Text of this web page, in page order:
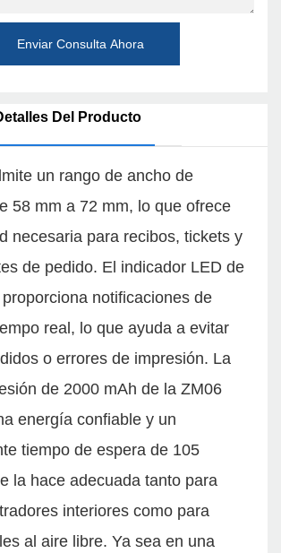
Enviar Consulta Ahora
Del Producto
un rango de ancho de
58 mm a 72 mm, lo que ofrece
necesaria para recibos, tickets y
de pedido. El indicador LED de
notificaciones de
real, lo que ayuda a evitar
o errores de impresión. La
de 2000 mAh de la ZM06
energía confiable y un
tiempo de espera de 105
la hace adecuada tanto para
interiores como para
al aire libre. Ya sea en una